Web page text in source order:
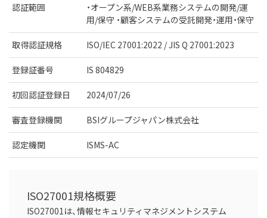
認証範囲
・オープン系/WEB系業務システムの開発/運
用/保守 ・顧客システムの受託開発・運用・保守
取得認証規格 ISO/IEC 27001:2022 / JIS Q 27001:2023
登録証番号 IS 804829
初回認証登録日 2024/07/26
審査登録機関 BSIグループジャパン株式会社
認定機関 ISMS-AC
ISO27001規格概要
ISO27001は、情報セキュリティマネジメントシステム